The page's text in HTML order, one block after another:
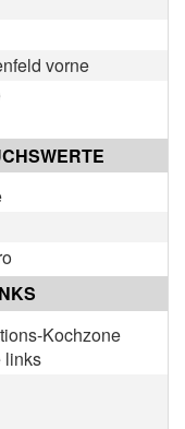
vorne
Kochzone
links